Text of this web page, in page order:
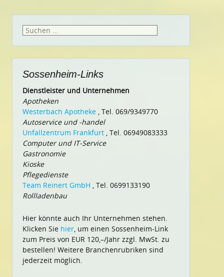
Suchen
Sossenheim-Links
Dienstleister und Unternehmen
Apotheken
Westerbach Apotheke , Tel. 069/9349770
Autoservice und -handel
Unfallzentrum Frankfurt , Tel. 06949083333
Computer und IT-Service
Gastronomie
Kioske
Pflegedienste
Team Reinert GmbH , Tel. 0699133190
Rollladenbau
Hier könnte auch Ihr Unternehmen stehen.
Klicken Sie hier, um einen Sossenheim-Link
zum Preis von EUR 120,–/Jahr zzgl. MwSt. zu
bestellen! Weitere Branchenrubriken sind
jederzeit möglich.